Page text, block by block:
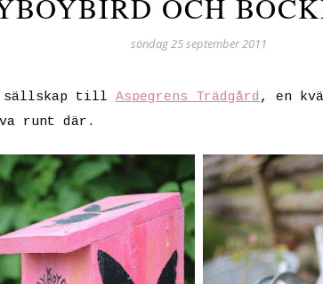
söndag 25 september 2011
sällskap till Aspegrens Trädgård , en
runt där.